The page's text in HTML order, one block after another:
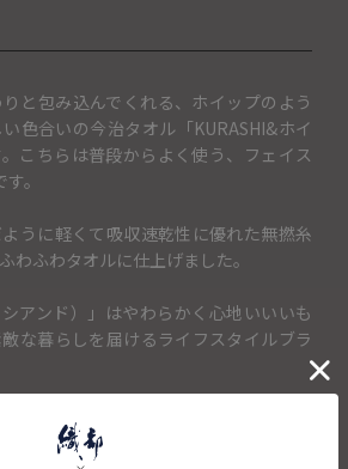
と包み込んでくれる、ホイップのよう
色合いの今治タオル「KURASHI&ホイ
こちらは普段からよく使う、フェイス
。
うに軽くて吸収速乾性に優れた無撚糸
わふわタオルに仕上げました。
シアンド）」はやわらかく心地いいいも
な暮らしを届けるライフスタイルブラ
、出産の内祝いの贈り物は勿論、 季節
・お歳暮など様々な用途で お贈りいた